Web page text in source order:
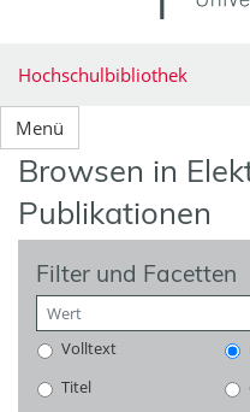
Hochschulbibliothek
Menü
Browsen in
Publikationen
Filter und Facetten
Volltext
Titel